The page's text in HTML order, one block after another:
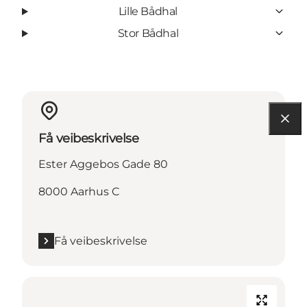
Lille Bådhal
Stor Bådhal
Få veibeskrivelse
Ester Aggebos Gade 80
8000 Aarhus C
Få veibeskrivelse